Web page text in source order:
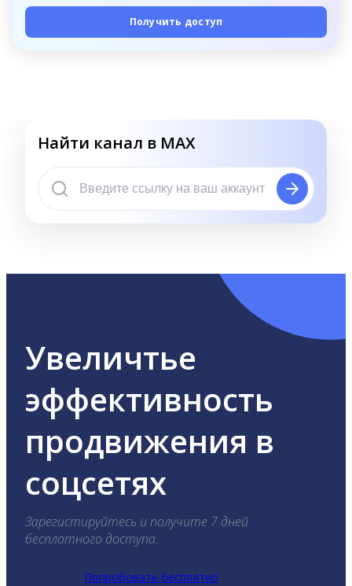
Получить доступ
Найти канал в MAX
Увеличтье
эффективность
продвижения в
соцсетях
Зарегистируйтесь и получите 7 дней
бесплатного доступа.
Попробовать бесплатно